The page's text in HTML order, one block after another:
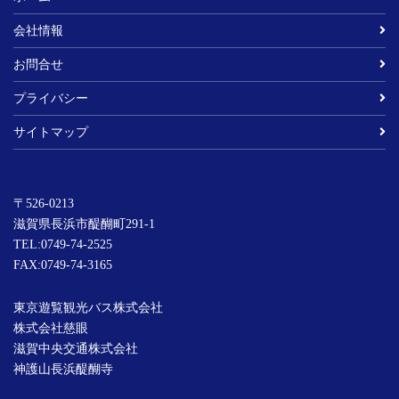
会社情報
お問合せ
プライバシー
サイトマップ
〒526-0213
滋賀県長浜市醍醐町291-1
TEL:0749-74-2525
FAX:0749-74-3165
東京遊覧観光バス株式会社
株式会社慈眼
滋賀中央交通株式会社
神護山長浜醍醐寺